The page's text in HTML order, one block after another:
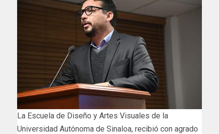
La Escuela de Diseño y Artes Visuales de la
Universidad Autónoma de Sinaloa, recibió con agrado